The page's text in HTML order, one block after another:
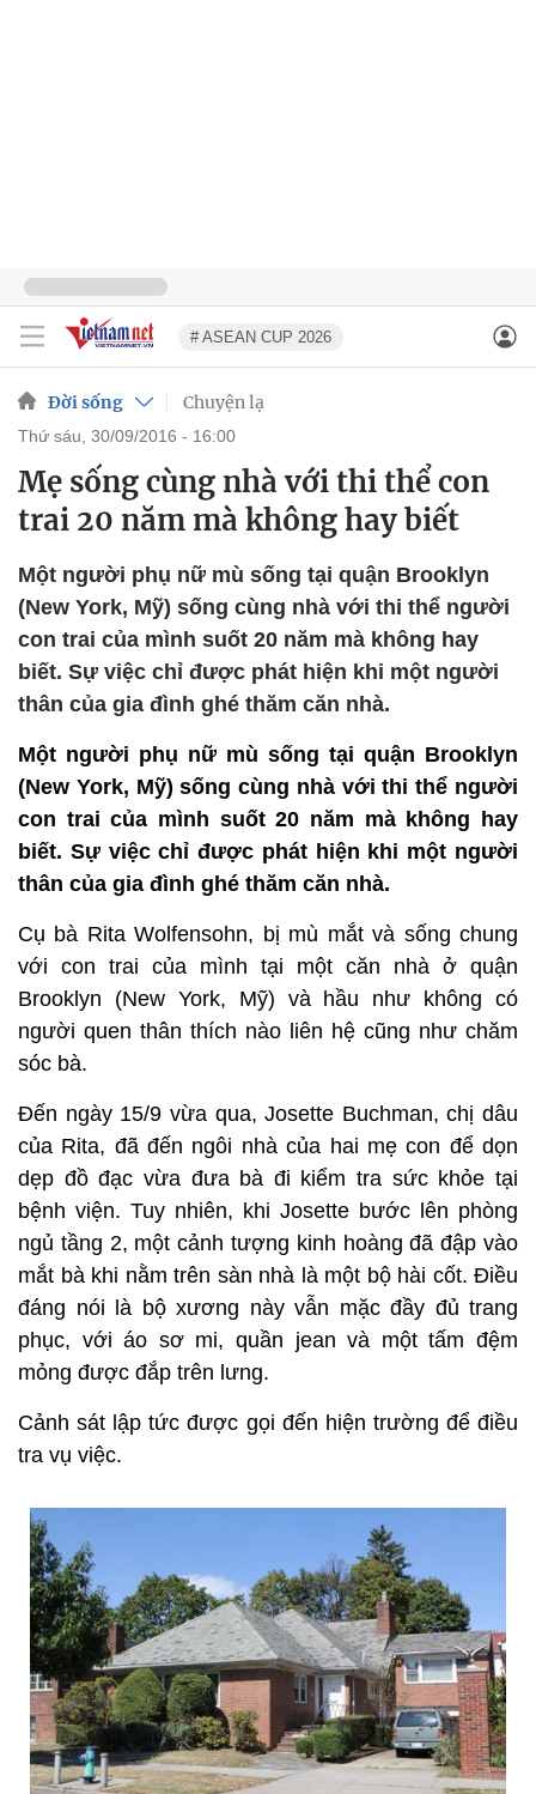
# ASEAN CUP 2026
Đời sống Chuyện lạ
thứ sáu, 30/09/2016 - 16:00
Mẹ sống cùng nhà với thi thể con
trai 20 năm mà không hay biết
Một người phụ nữ mù sống tại quận Brooklyn
(New York, Mỹ) sống cùng nhà với thi thể người
con trai của mình suốt 20 năm mà không hay
biết. Sự việc chỉ được phát hiện khi một người
thân của gia đình ghé thăm căn nhà.
Một người phụ nữ mù sống tại quận Brooklyn
(New York, Mỹ) sống cùng nhà với thi thể người
con trai của mình suốt 20 năm mà không hay
biết. Sự việc chỉ được phát hiện khi một người
thân của gia đình ghé thăm căn nhà.
Cụ bà Rita Wolfensohn, bị mù mắt và sống chung
với con trai của mình tại một căn nhà ở quận
Brooklyn (New York, Mỹ) và hầu như không có
người quen thân thích nào liên hệ cũng như chăm
sóc bà.
Đến ngày 15/9 vừa qua, Josette Buchman, chị dâu
của Rita, đã đến ngôi nhà của hai mẹ con để dọn
dẹp đồ đạc vừa đưa bà đi kiểm tra sức khỏe tại
bệnh viện. Tuy nhiên, khi Josette bước lên phòng
ngủ tầng 2, một cảnh tượng kinh hoàng đã đập vào
mắt bà khi nằm trên sàn nhà là một bộ hài cốt. Điều
đáng nói là bộ xương này vẫn mặc đầy đủ trang
phục, với áo sơ mi, quần jean và một tấm đệm
mỏng được đắp trên lưng.
Cảnh sát lập tức được gọi đến hiện trường để điều
tra vụ việc.